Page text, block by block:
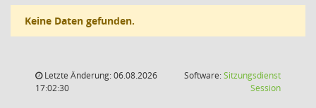
Keine Daten gefunden.
Letzte Änderung: 06.08.2026
17:02:30
Software:Sitzungsdienst
Session(Wird in